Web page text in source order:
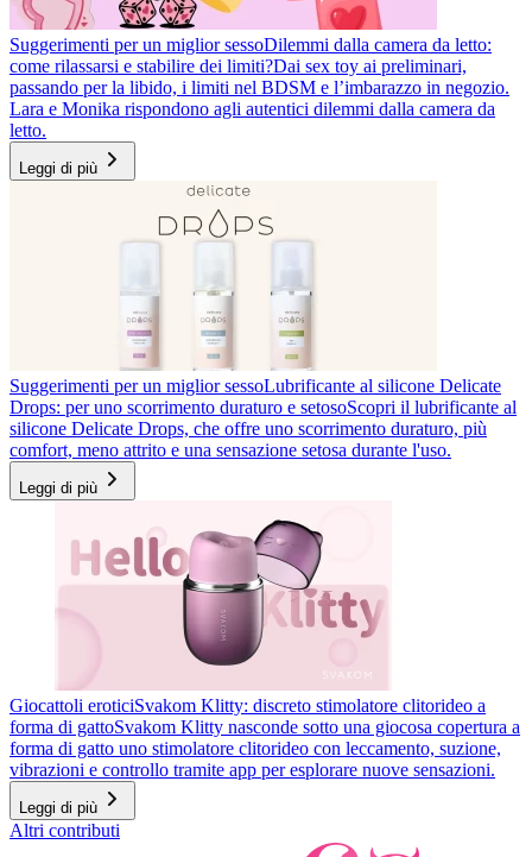
Suggerimenti per un miglior sessoDilemmi dalla camera da letto:
come rilassarsi e stabilire dei limiti?Dai sex toy ai preliminari,
passando per la libido, i limiti nel BDSM e l’imbarazzo in negozio.
Lara e Monika rispondono agli autentici dilemmi dalla camera da
letto.
Leggi di più
Suggerimenti per un miglior sessoLubrificante al silicone Delicate
Drops: per uno scorrimento duraturo e setosoScopri il lubrificante al
silicone Delicate Drops, che offre uno scorrimento duraturo, più
comfort, meno attrito e una sensazione setosa durante l'uso.
Leggi di più
Giocattoli eroticiSvakom Klitty: discreto stimolatore clitorideo a
forma di gattoSvakom Klitty nasconde sotto una giocosa copertura a
forma di gatto uno stimolatore clitorideo con leccamento, suzione,
vibrazioni e controllo tramite app per esplorare nuove sensazioni.
Leggi di più
Altri contributi